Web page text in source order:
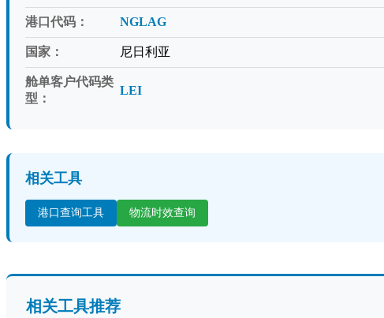
港口代码： NGLAG
国家： 尼日利亚
舱单客户代码类
型：
LEI
相关工具
港口查询工具 物流时效查询
相关工具推荐